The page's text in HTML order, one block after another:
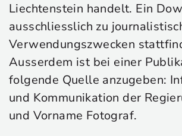
Liechtenstein handelt. Ein
ausschliesslich zu
Verwendungszwecken
Ausserdem ist bei einer
folgende Quelle anzugeben:
und Kommunikation der
und Vorname Fotograf.